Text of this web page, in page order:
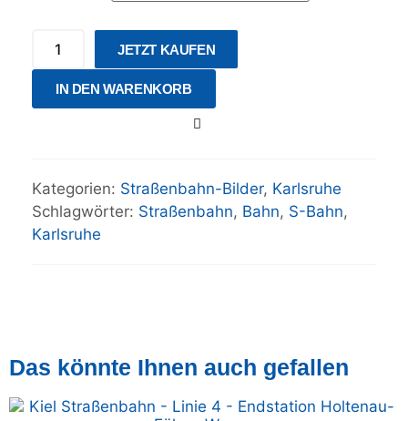
JETZT KAUFEN
IN DEN WARENKORB
Kategorien: Straßenbahn-Bilder, Karlsruhe
Schlagwörter: Straßenbahn, Bahn, S-Bahn,
Karlsruhe
Das könnte Ihnen auch gefallen